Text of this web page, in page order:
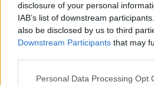
disclosure of your personal
IAB’s list of downstream
also be disclosed by us to third
Downstream Participants that may
Personal Data Processing Opt
Locatelli, Nico Gonzalez,
Mbangula. Allenatore:
Reti: 11′ e 48′ Kolo Muani;